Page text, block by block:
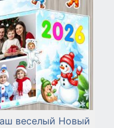
веселый Новый